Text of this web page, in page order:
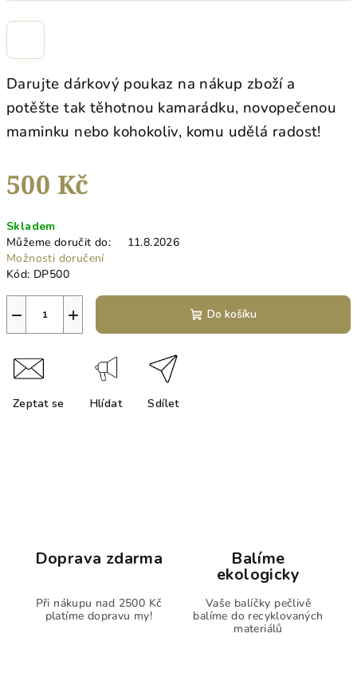
Darujte dárkový poukaz na nákup zboží a
potěšte tak těhotnou kamarádku, novopečenou
maminku nebo kohokoliv, komu udělá radost!
500 Kč
cena:
Skladem
Můžeme doručit do:
11.8.2026
Možnosti doručení
Kód: DP500
+
− Do košíku
Zeptat se Hlídat Sdílet
Doprava zdarma
Při nákupu nad 2500 Kč
platíme dopravu my!
Balíme
ekologicky
Vaše balíčky pečlivě
balíme do recyklovaných
materiálů